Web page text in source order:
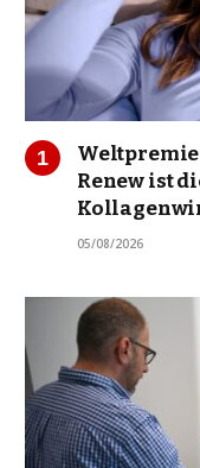
Renew ist
05/08/2026